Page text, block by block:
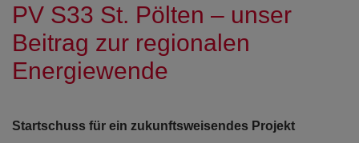
PV S33 St. Pölten – unser
Beitrag zur regionalen
Energiewende
Startschuss für ein zukunftsweisendes Projekt